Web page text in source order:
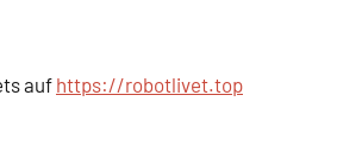
auf https://robotlivet.top